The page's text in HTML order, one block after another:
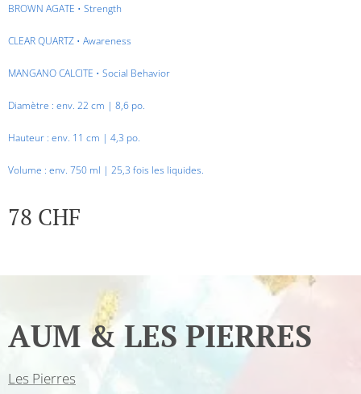
BROWN AGATE • Strength
CLEAR QUARTZ • Awareness
MANGANO CALCITE • Social Behavior
Diamètre : env. 22 cm | 8,6 po.
Hauteur : env. 11 cm | 4,3 po.
Volume : env. 750 ml | 25,3 fois les liquides.
78 CHF
AUM & LES PIERRES
Les Pierres